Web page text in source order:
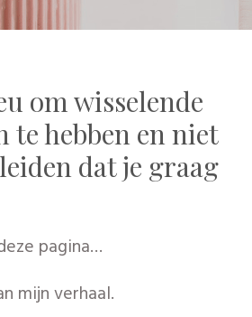
om wisselende
te hebben en niet
dat je graag
pagina…
mijn verhaal.